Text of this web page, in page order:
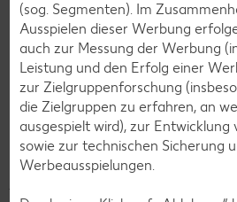
Beim Einkaufen ganz nebenbei
Kinderheime oder die Tafeln
Jeder Cent zählt! Für deine
Filialspendenkonzept von
Beträge können Großes bewirken.
(sog. Segmenten). Im
Ausspielen dieser Werbung
auch zur Messung der Werbung
Leistung und den Erfolg einer
zur Zielgruppenforschung
die Zielgruppen zu erfahren, an
ausgespielt wird), zur Entwicklung
sowie zur technischen Sicherung
Werbeausspielungen.